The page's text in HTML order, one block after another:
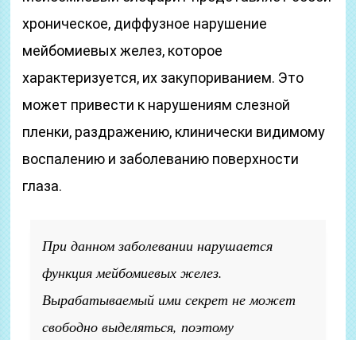
хроническое, диффузное нарушение
мейбомиевых желез, которое
характеризуется, их закупориванием. Это
может привести к нарушениям слезной
пленки, раздражению, клинически видимому
воспалению и заболеванию поверхности
глаза.
При данном заболевании нарушается
функция мейбомиевых желез.
Вырабатываемый ими секрет не может
свободно выделяться, поэтому